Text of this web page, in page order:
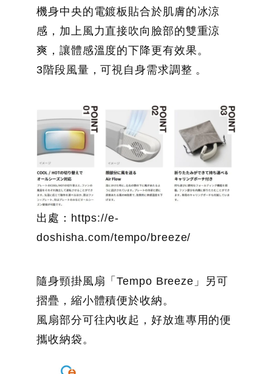
機身中央的電鍍板貼合於肌膚的冰涼
感，加上風力直接吹向臉部的雙重涼
爽，讓體感溫度的下降更有效果。
3階段風量，可視自身需求調整 。
出處：https://e-
doshisha.com/tempo/breeze/
隨身頸掛風扇「Tempo Breeze」另可
摺疊，縮小體積便於收納。
風扇部分可往內收起，好放進專用的便
攜收納袋。